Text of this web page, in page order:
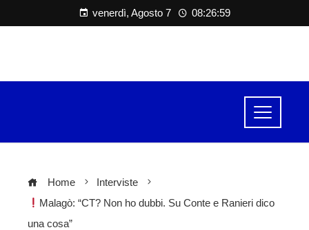
venerdì, Agosto 7 08:26:59
Home
Interviste
Malagò: “CT? Non ho dubbi. Su Conte e Ranieri dico
una cosa”